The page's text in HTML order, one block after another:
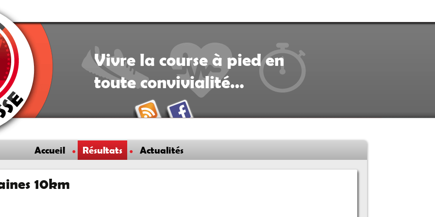
Vivre la course à pied en
toute convivialité…
Accueil Résultats Actualités
10km